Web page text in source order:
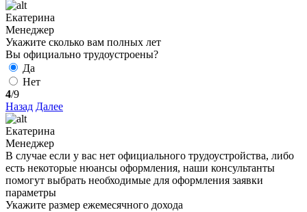
Екатерина
Менеджер
Укажите сколько вам полных лет
Вы официально трудоустроены?
Да
Нет
4/9
Назад Далее
Екатерина
Менеджер
В случае если у вас нет официального трудоустройства, либо
есть некоторые нюансы оформления, наши консультанты
помогут выбрать необходимые для оформления заявки
параметры
Укажите размер ежемесячного дохода